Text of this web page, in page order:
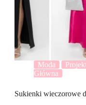
Moda
Główna
Sukienki wieczorowe